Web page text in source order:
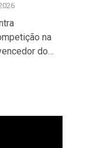
na
do…